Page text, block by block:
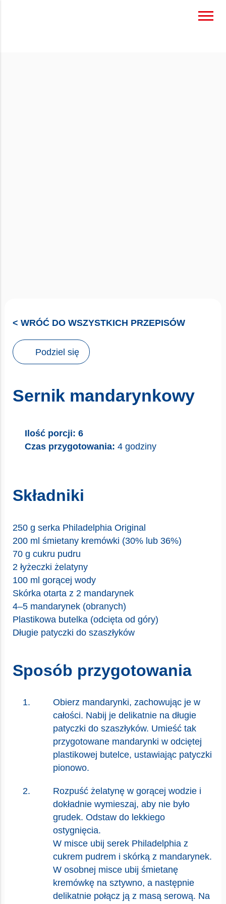
< WRÓĆ DO WSZYSTKICH PRZEPISÓW
Podziel się
Sernik mandarynkowy
Ilość porcji: 6
Czas przygotowania: 4 godziny
Składniki
250 g serka Philadelphia Original
200 ml śmietany kremówki (30% lub 36%)
70 g cukru pudru
2 łyżeczki żelatyny
100 ml gorącej wody
Skórka otarta z 2 mandarynek
4–5 mandarynek (obranych)
Plastikowa butelka (odcięta od góry)
Długie patyczki do szaszłyków
Sposób przygotowania
Obierz mandarynki, zachowując je w
całości. Nabij je delikatnie na długie
patyczki do szaszłyków. Umieść tak
przygotowane mandarynki w odciętej
plastikowej butelce, ustawiając patyczki
pionowo.
Rozpuść żelatynę w gorącej wodzie i
dokładnie wymieszaj, aby nie było
grudek. Odstaw do lekkiego
ostygnięcia.
W misce ubij serek Philadelphia z
cukrem pudrem i skórką z mandarynek.
W osobnej misce ubij śmietanę
kremówkę na sztywno, a następnie
delikatnie połącz ją z masą serową. Na